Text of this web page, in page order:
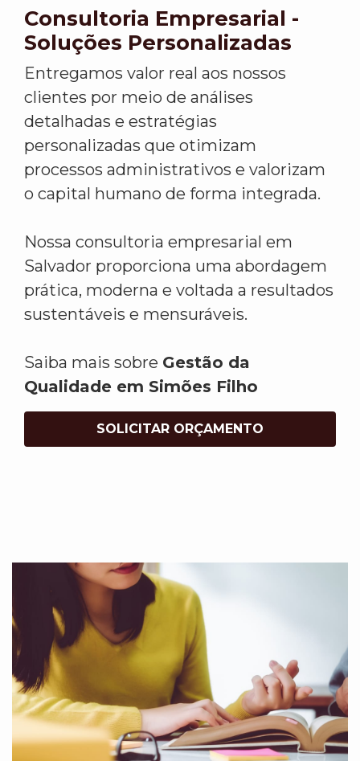
Consultoria Empresarial -
Soluções Personalizadas
Entregamos valor real aos nossos
clientes por meio de análises
detalhadas e estratégias
personalizadas que otimizam
processos administrativos e valorizam
o capital humano de forma integrada.
Nossa consultoria empresarial em
Salvador proporciona uma abordagem
prática, moderna e voltada a resultados
sustentáveis e mensuráveis.
Saiba mais sobre Gestão da
Qualidade em Simões Filho
SOLICITAR ORÇAMENTO